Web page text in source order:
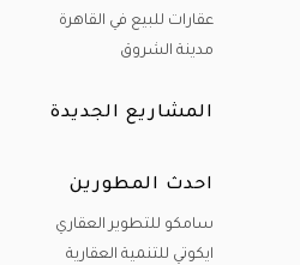
عقارات للبيع في القاهرة
مدينة الشروق
المشاريع الجديدة
احدث المطورين
سامكو للتطوير العقاري
ايكوتي للتنمية العقارية